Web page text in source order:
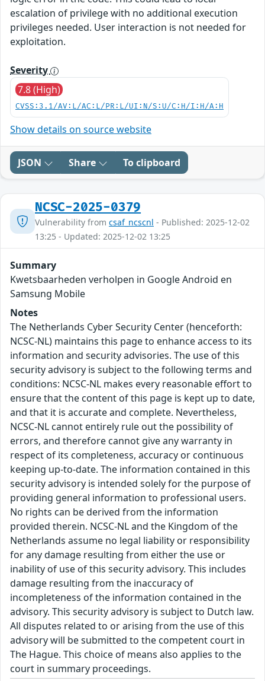
escalation of privilege with no additional execution
privileges needed. User interaction is not needed for
exploitation.
Severity
7.8 (High)
CVSS:3.1/AV:L/AC:L/PR:L/UI:N/S:U/C:H/I:H/A:H
Show details on source website
JSON Share To clipboard
NCSC-2025-0379
Vulnerability from csaf_ncscnl - Published: 2025-12-02
13:25 - Updated: 2025-12-02 13:25
Summary
Kwetsbaarheden verholpen in Google Android en
Samsung Mobile
Notes
The Netherlands Cyber Security Center (henceforth:
NCSC-NL) maintains this page to enhance access to its
information and security advisories. The use of this
security advisory is subject to the following terms and
conditions: NCSC-NL makes every reasonable effort to
ensure that the content of this page is kept up to date,
and that it is accurate and complete. Nevertheless,
NCSC-NL cannot entirely rule out the possibility of
errors, and therefore cannot give any warranty in
respect of its completeness, accuracy or continuous
keeping up-to-date. The information contained in this
security advisory is intended solely for the purpose of
providing general information to professional users.
No rights can be derived from the information
provided therein. NCSC-NL and the Kingdom of the
Netherlands assume no legal liability or responsibility
for any damage resulting from either the use or
inability of use of this security advisory. This includes
damage resulting from the inaccuracy of
incompleteness of the information contained in the
advisory. This security advisory is subject to Dutch law.
All disputes related to or arising from the use of this
advisory will be submitted to the competent court in
The Hague. This choice of means also applies to the
court in summary proceedings.